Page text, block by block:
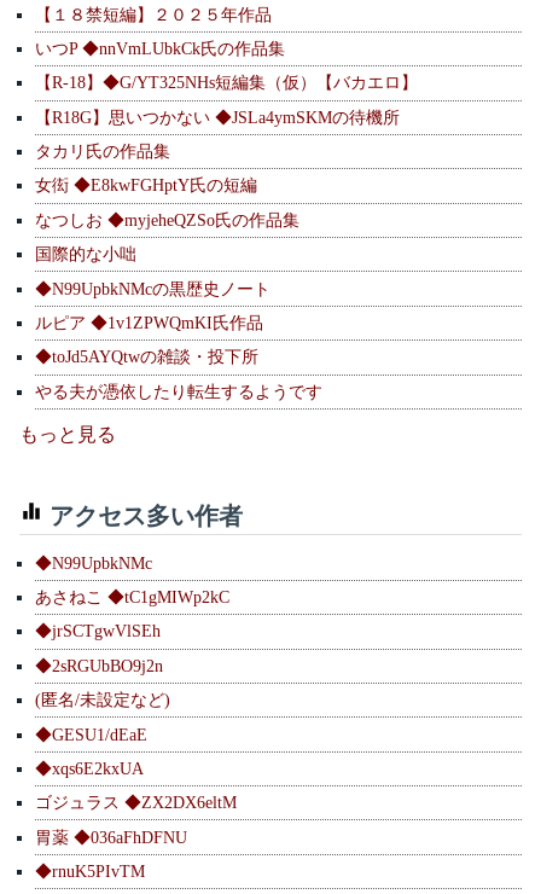
【１８禁短編】２０２５年作品
いつP ◆nnVmLUbkCk氏の作品集
【R-18】◆G/YT325NHs短編集（仮）【バカエロ】
【R18G】思いつかない ◆JSLa4ymSKMの待機所
タカリ氏の作品集
女衒 ◆E8kwFGHptY氏の短編
なつしお ◆myjeheQZSo氏の作品集
国際的な小咄
◆N99UpbkNMcの黒歴史ノート
ルピア ◆1v1ZPWQmKI氏作品
◆toJd5AYQtwの雑談・投下所
やる夫が憑依したり転生するようです
もっと見る
アクセス多い作者
◆N99UpbkNMc
あさねこ ◆tC1gMIWp2kC
◆jrSCTgwVlSEh
◆2sRGUbBO9j2n
(匿名/未設定など)
◆GESU1/dEaE
◆xqs6E2kxUA
ゴジュラス ◆ZX2DX6eltM
胃薬 ◆036aFhDFNU
◆rnuK5PIvTM